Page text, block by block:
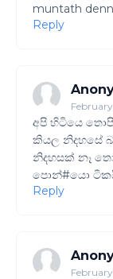
muntath
Reply
අපි හිටියෙ
කියල නිදහසේ
නිදහසක් නෑ
පොන්#යො
Reply